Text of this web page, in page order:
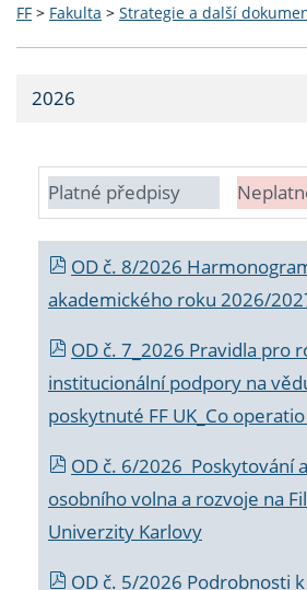
FF > Fakulta > Strategie a další
2026
Platné předpisy
OD č. 8/2026
akademického roku 2026/
OD č. 7_2026 Pravidla pro
institucionální podpory na
poskytnuté FF UK_Co
OD č. 6/2026 Poskytování
osobního volna a rozvoje na
Univerzity Karlovy
OD č. 5/2026 Podrobnosti